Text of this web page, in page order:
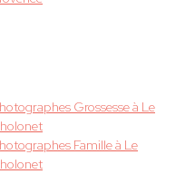
Grossesse à Le
Famille à Le